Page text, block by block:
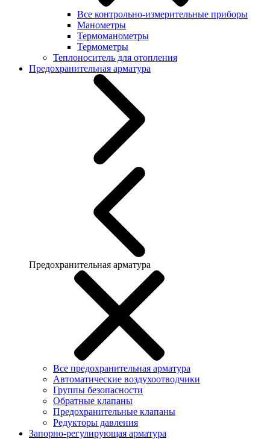
Все контрольно-измерительные приборы
Манометры
Термоманометры
Термометры
Теплоноситель для отопления
Предохранительная арматура
Предохранительная арматура
Все предохранительная арматура
Автоматические воздухоотводчики
Группы безопасности
Обратные клапаны
Предохранительные клапаны
Редукторы давления
Запорно-регулирующая арматура